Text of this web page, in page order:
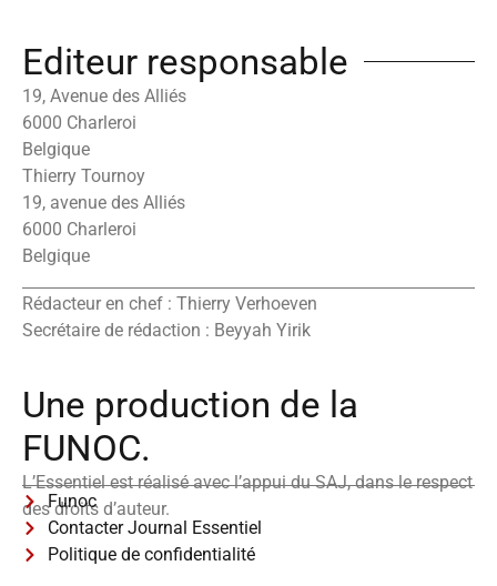
Editeur responsable
19, Avenue des Alliés
6000 Charleroi
Belgique
Thierry Tournoy
19, avenue des Alliés
6000 Charleroi
Belgique
Rédacteur en chef : Thierry Verhoeven
Secrétaire de rédaction : Beyyah Yirik
Une production de la
FUNOC.
L’Essentiel est réalisé avec l’appui du SAJ, dans le respect
des droits d’auteur.
Funoc
Contacter Journal Essentiel
Politique de confidentialité